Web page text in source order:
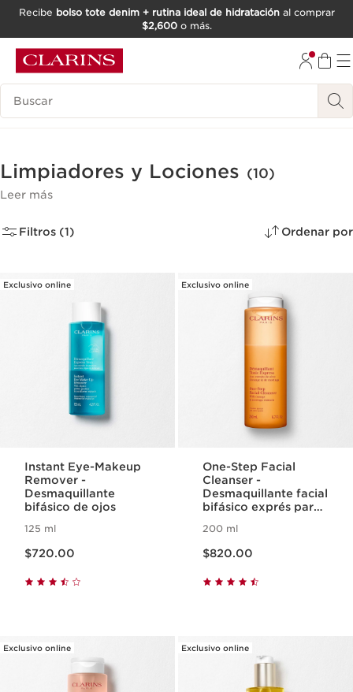
IR AL PIE DE PÁGINA
Recibe bolso tote denim + rutina ideal de hidrataciónal comprar
$2,600o más.
Buscar
Limpiadores y Lociones (10)
Leer más
Filtros (1) Ordenar por
Exclusivo online
Instant Eye-Makeup
Remover -
Desmaquillante
bifásico de ojos
125 ml
$720.00
Exclusivo online
One-Step Facial
Cleanser -
Desmaquillante facial
bifásico exprés para
200 ml
$820.00
Exclusivo online Exclusivo online